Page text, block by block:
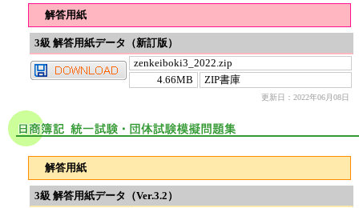
解答用紙
3級 解答用紙データ（新訂版）
zenkeiboki3_2022.zip
4.66MB
ZIP書庫
更新日：2022年06月08日
解答用紙
3級 解答用紙データ（Ver.3.2）